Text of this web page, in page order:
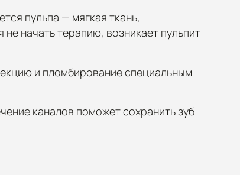
пульпа — мягкая ткань,
начать терапию, возникает пульпит
и пломбирование специальным
каналов поможет сохранить зуб